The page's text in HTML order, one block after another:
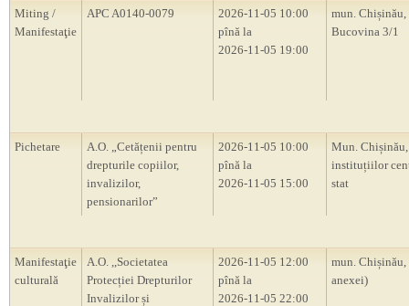
Miting /
Manifestaţie
APC A0140-0079
2026-11-05 10:00
pînă la
2026-11-05 19:00
mun. Chișinău,
Bucovina 3/1
Pichetare
A.O. „Cetățenii pentru
drepturile copiilor,
invalizilor,
pensionarilor”
2026-11-05 10:00
pînă la
2026-11-05 15:00
Mun.
instituțiilor
stat
Manifestaţie
culturală
A.O. ,,Societatea
Protecției Drepturilor
Invalizilor și
2026-11-05 12:00
pînă la
2026-11-05 22:00
mun.
anexei)